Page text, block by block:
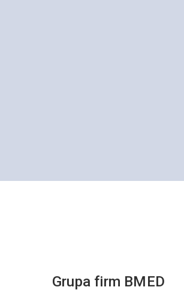
Grupa firm BMED